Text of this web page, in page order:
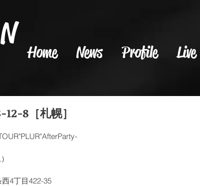
Home News Profile Live
12-8［札幌］
4丁目422-35